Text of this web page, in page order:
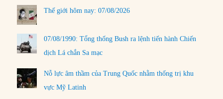
Thế giới hôm nay: 07/08/2026
07/08/1990: Tổng thống Bush ra lệnh tiến hành Chiến
dịch Lá chắn Sa mạc
Nỗ lực âm thầm của Trung Quốc nhằm thống trị khu
vực Mỹ Latinh